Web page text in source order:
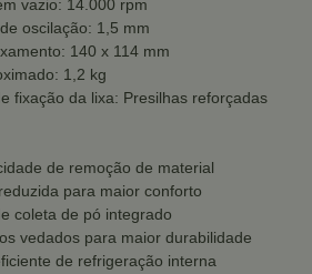
vazio: 14.000 rpm
oscilação: 1,5 mm
140 x 114 mm
1,2 kg
fixação da lixa: Presilhas reforçadas
de remoção de material
para maior conforto
coleta de pó integrado
vedados para maior durabilidade
de refrigeração interna